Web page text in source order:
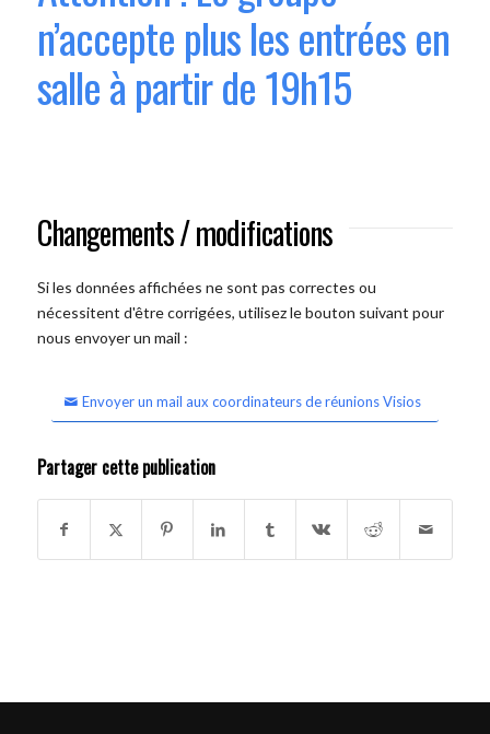
n’accepte plus les entrées en
salle à partir de 19h15
Changements / modifications
Si les données affichées ne sont pas correctes ou
nécessitent d'être corrigées, utilisez le bouton suivant pour
nous envoyer un mail :
Envoyer un mail aux coordinateurs de réunions Visios
Partager cette publication